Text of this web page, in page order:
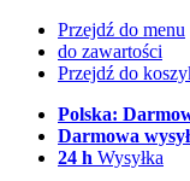
Przejdź do menu
do zawartości
Przejdź do
Polska:
Darmowa
24 h Wysyłka